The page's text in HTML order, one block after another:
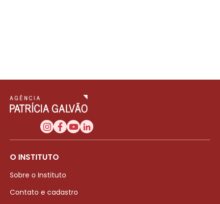
O INSTITUTO
Sobre o Instituto
Contato e cadastro